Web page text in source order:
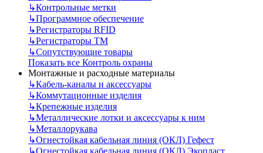
↳Контрольные метки
↳Программное обеспечение
↳Регистраторы RFID
↳Регистраторы ТМ
↳Сопутствующие товары
Показать все Контроль охраны
Монтажные и расходные материалы
↳Кабель-каналы и аксессуары
↳Коммутационные изделия
↳Крепежные изделия
↳Металлические лотки и аксессуары к ним
↳Металлорукава
↳Огнестойкая кабельная линия (ОКЛ) Гефест
↳Огнестойкая кабельная линия (ОКЛ) Экопласт